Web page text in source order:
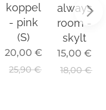
koppel
- pink
(S)
20,00 €
25,90€
always
room -
skylt
15,00 €
18,00€